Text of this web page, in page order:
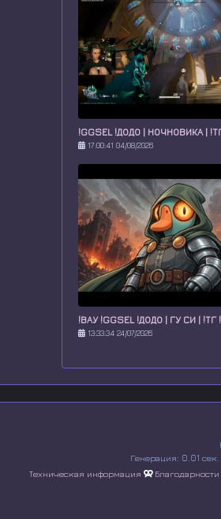
!GGSEL !ДОДО | НОЧНОВИКА |
17:00:41 04/08/2026
!ВАУ !GGSEL !ДОДО | ГУ СИ | !ТГ
13:33:34 24/07/2026
Генерация: 0.01
Техническая информация
Благодарности